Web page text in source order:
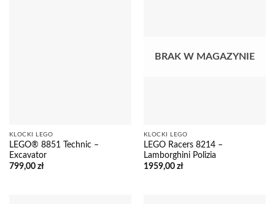
KLOCKI LEGO
LEGO® 8851 Technic –
Excavator
799,00 zł
BRAK W MAGAZYNIE
KLOCKI LEGO
LEGO Racers 8214 –
Lamborghini Polizia
1959,00 zł